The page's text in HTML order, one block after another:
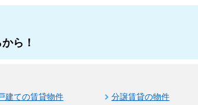
ら！
建ての賃貸物件
分譲賃貸の物件